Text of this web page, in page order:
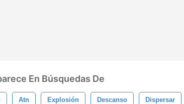
En Búsquedas De
Atn Explosión Descanso Dispersar